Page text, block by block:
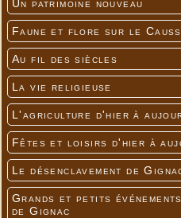
Un patrimoine nouveau
Faune et flore sur le
Au fil des siècles
La vie religieuse
L'agriculture d'hier à
Fêtes et loisirs d'hier à
Le désenclavement de
Grands et petits
de Gignac